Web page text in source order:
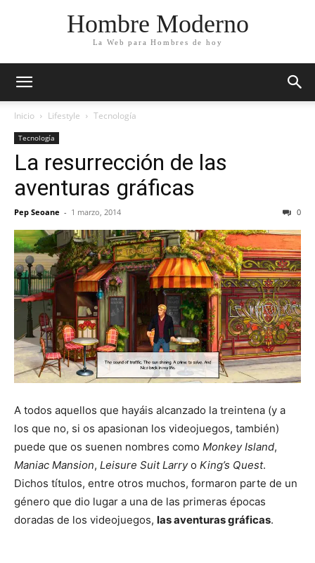
Hombre Moderno
La Web para Hombres de hoy
Inicio Lifestyle Tecnología
Tecnología
La resurrección de las
aventuras gráficas
Pep Seoane - 1 marzo, 2014 0
A todos aquellos que hayáis alcanzado la treintena (y a
los que no, si os apasionan los videojuegos, también)
puede que os suenen nombres como Monkey Island,
Maniac Mansion, Leisure Suit Larryo King’s Quest.
Dichos títulos, entre otros muchos, formaron parte de un
género que dio lugar a una de las primeras épocas
doradas de los videojuegos, las aventuras gráficas.